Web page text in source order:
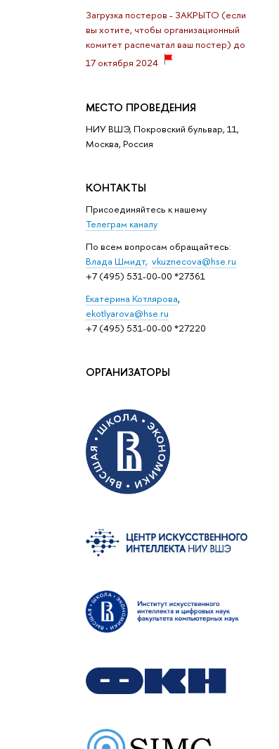
Загрузка постеров - ЗАКРЫТО (если
вы хотите, чтобы организационный
комитет распечатал ваш постер) до
17 октября 2024
МЕСТО ПРОВЕДЕНИЯ
НИУ ВШЭ, Покровский бульвар, 11,
Москва, Россия
КОНТАКТЫ
Присоединяйтесь к нашему
Телеграм каналу
По всем вопросам обращайтесь:
Влада Шмидт, vkuznecova@hse.ru
+7 (495) 531-00-00 *27361
Eкатерина Котлярова,
ekotlyarova@hse.ru
+7 (495) 531-00-00 *27220
ОРГАНИЗАТОРЫ